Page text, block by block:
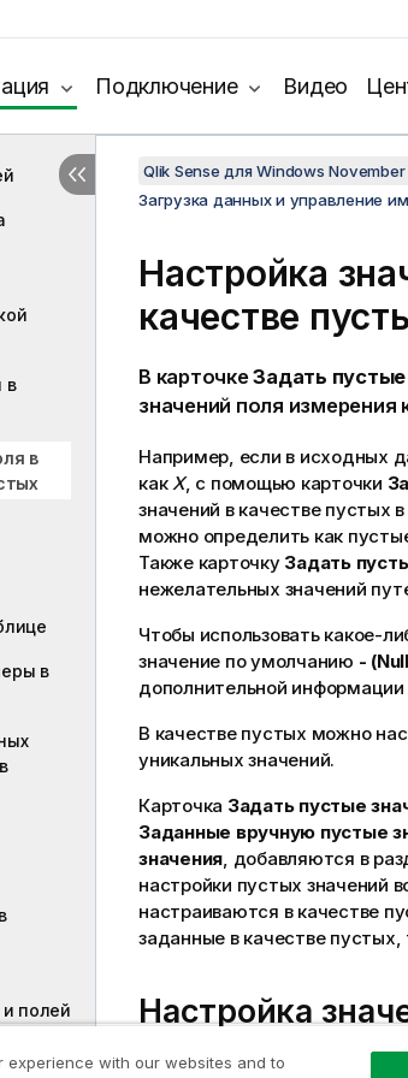
Подключение Видео
в
в
в
полей
Qlik Sense для Windows
Загрузка данных и управление
Настройка
качестве
В карточкеЗадать пустые
значений поля
Например, если в исходных
какX, с помощью карточки
значений в качестве пустых в
можно определить как
Также карточку Задать
нежелательных значений
Чтобы использовать какое-
значение по умолчанию -
дополнительной
В качестве пустых можно
уникальных значений.
Карточка Задать пустые
Заданные вручную пустые
значения, добавляются в
настройки пустых значений
настраиваются в качестве
заданные в качестве пустых,
Настройка
Выполните следующие
experience with our websites and to